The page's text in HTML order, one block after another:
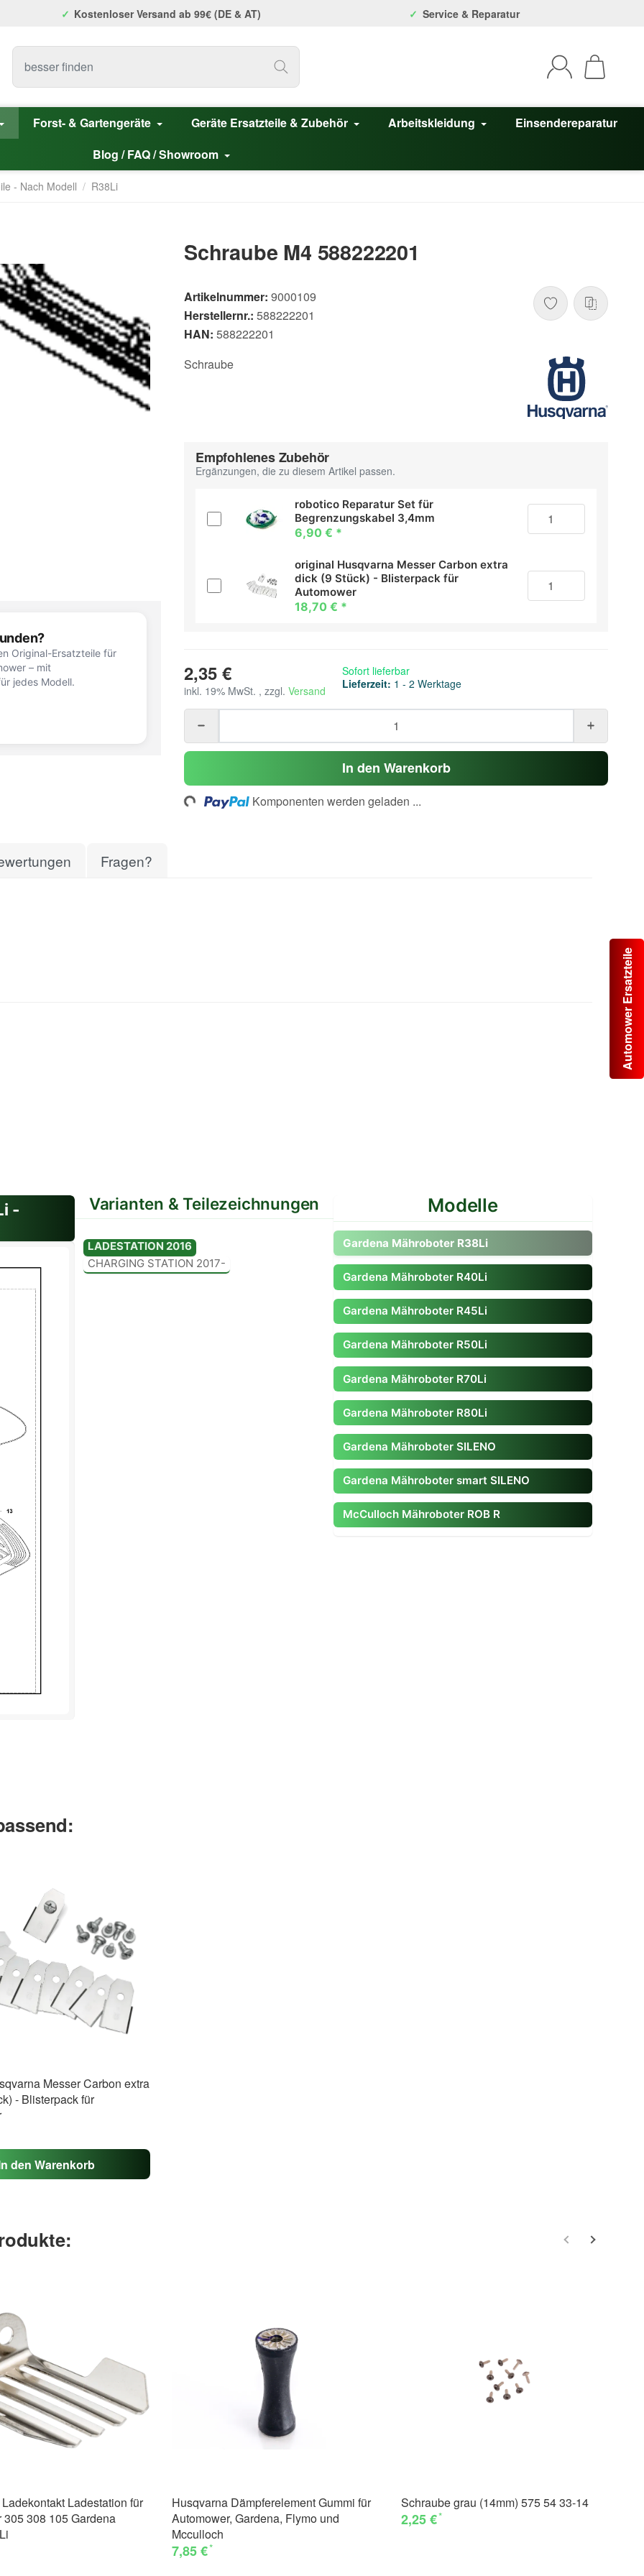
Kostenloser Versand ab 99€ (DE & AT) Service & Reparatur
Forst- & Gartengeräte Geräte Ersatzteile & Zubehör Arbeitskleidung
Einsendereparatur
Blog / FAQ / Showroom
- Nach Modell / R38Li
Automower Ersatzteile
Original-Ersatzteile für
– mit
jedes Modell.
Schraube M4 588222201
Artikelnummer: 9000109
Herstellernr.: 588222201
HAN: 588222201
Schraube
Empfohlenes Zubehör
Ergänzungen, die zu diesem Artikel passen.
robotico Reparatur Set für
Begrenzungskabel 3,4mm
6,90 € *
original Husqvarna Messer Carbon extra
dick (9 Stück) - Blisterpack für
Automower
18,70 € *
2,35 €
inkl. 19% MwSt. , zzgl. Versand
Sofort lieferbar
Lieferzeit: 1 - 2 Werktage
In den Warenkorb
Loading... Komponenten werden geladen ...
Fragen?
- Varianten & Teilezeichnungen
LADESTATION 2016
CHARGING STATION 2017-
Modelle
Gardena Mähroboter R38Li
Zum Modell gehen
Gardena Mähroboter R40Li
Gardena Mähroboter R45Li
Gardena Mähroboter R50Li
Gardena Mähroboter R70Li
Gardena Mähroboter R80Li
Gardena Mähroboter SILENO
Gardena Mähroboter smart SILENO
McCulloch Mähroboter ROB R
Messer Carbon extra
- Blisterpack für
den Warenkorb
Ladestation für
308 105 Gardena
Husqvarna Dämpferelement Gummi für
Automower, Gardena, Flymo und
Mcculloch
7,85 €*
Schraube grau (14mm) 575 54 33-14
2,25 €*